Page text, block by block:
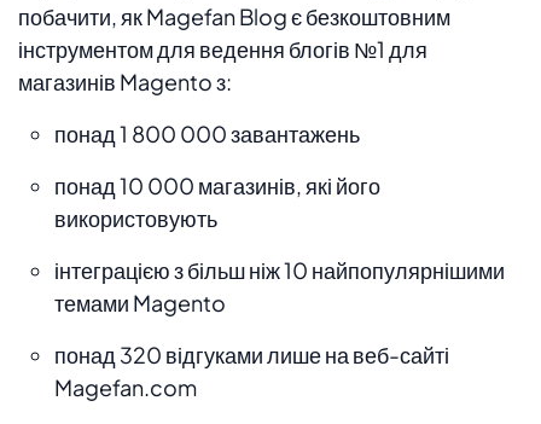
побачити, як Magefan Blog є безкоштовним
інструментом для ведення блогів №1 для
магазинів Magento з:
понад 1 800 000 завантажень
понад 10 000 магазинів, які його
використовують
інтеграцією з більш ніж 10 найпопулярнішими
темами Magento
понад 320 відгуками лише на веб-сайті
Magefan.com